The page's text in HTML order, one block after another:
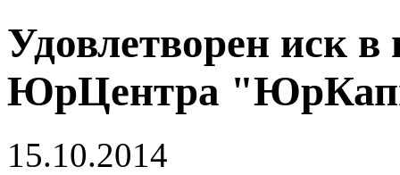
Удовлетворен иск в
ЮрЦентра
15.10.2014